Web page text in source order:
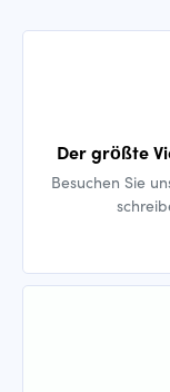
Der größte
Besuchen Sie